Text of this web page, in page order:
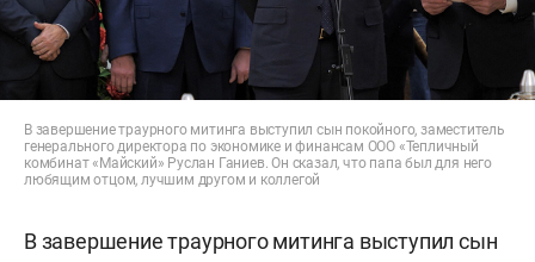
В завершение траурного митинга выступил сын покойного, заместитель
генерального директора по экономике и финансам ООО «Тепличный
комбинат «Майский» Руслан Ганиев. Он сказал, что папа был для него
любящим отцом, лучшим другом и коллегой
В завершение траурного митинга выступил сын